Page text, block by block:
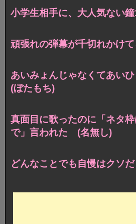
小学生相手に、大人気ない
頑張れの弾幕が千切れかけ
あいみょんじゃなくてあい
(ぼたもち)
真面目に歌ったのに「ネタ
で」言われた (名無し)
どんなことでも自慢はクソ